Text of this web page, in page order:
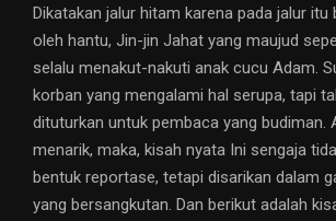
Dikatakan jalur hitam karena pada jalur itu
oleh hantu, Jin-jin Jahat yang maujud
selalu menakut-nakuti anak cucu Adam.
korban yang mengalami hal serupa, tapi
dituturkan untuk pembaca yang budiman.
menarik, maka, kisah nyata Ini sengaja
bentuk reportase, tetapi disarikan dalam
yang bersangkutan. Dan berikut adalah